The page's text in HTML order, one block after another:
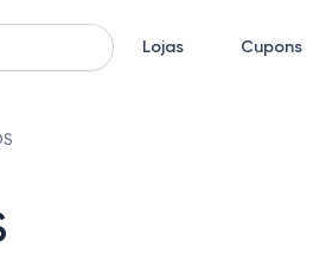
Lojas Cupons